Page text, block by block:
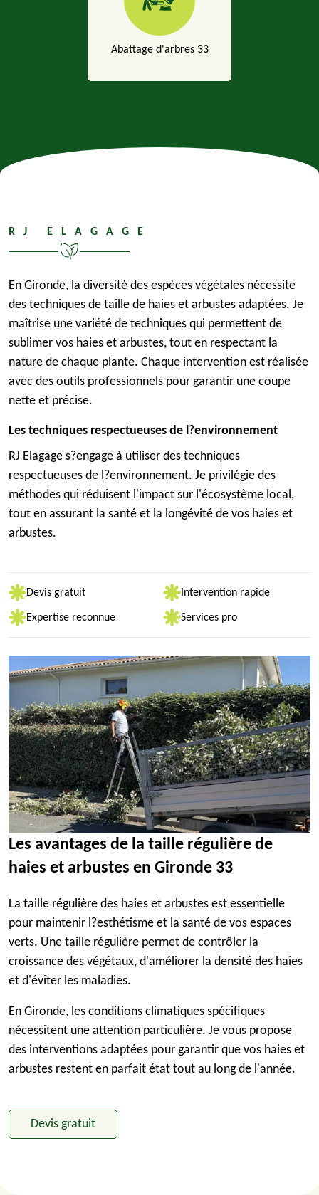
Abattage d'arbres 33
RJ ELAGAGE
En Gironde, la diversité des espèces végétales nécessite
des techniques de taille de haies et arbustes adaptées. Je
maîtrise une variété de techniques qui permettent de
sublimer vos haies et arbustes, tout en respectant la
nature de chaque plante. Chaque intervention est réalisée
avec des outils professionnels pour garantir une coupe
nette et précise.
Les techniques respectueuses de l?environnement
RJ Elagage s?engage à utiliser des techniques
respectueuses de l?environnement. Je privilégie des
méthodes qui réduisent l'impact sur l'écosystème local,
tout en assurant la santé et la longévité de vos haies et
arbustes.
Devis gratuit Intervention rapide
Expertise reconnue Services pro
Les avantages de la taille régulière de
haies et arbustes en Gironde 33
La taille régulière des haies et arbustes est essentielle
pour maintenir l?esthétisme et la santé de vos espaces
verts. Une taille régulière permet de contrôler la
croissance des végétaux, d'améliorer la densité des haies
et d'éviter les maladies.
En Gironde, les conditions climatiques spécifiques
nécessitent une attention particulière. Je vous propose
des interventions adaptées pour garantir que vos haies et
arbustes restent en parfait état tout au long de l'année.
Devis gratuit